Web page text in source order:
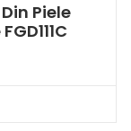
Piele